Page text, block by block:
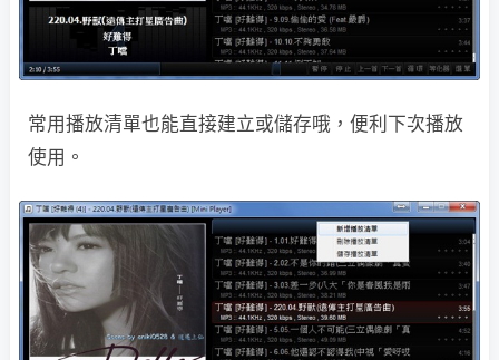
常用播放清單也能直接建立或儲存哦，便利下次播放
使用。